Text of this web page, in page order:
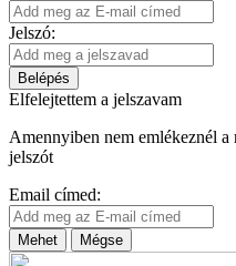
Jelszó:
Belépés
Elfelejtettem a jelszavam
Amennyiben nem emlékeznél
jelszót
Email címed:
Mehet Mégse